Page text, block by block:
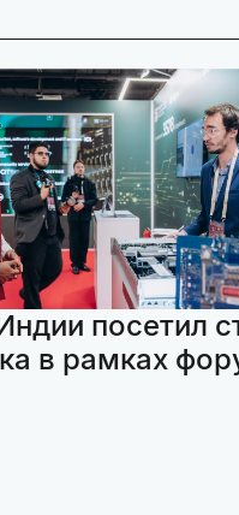
посетил
в рамках